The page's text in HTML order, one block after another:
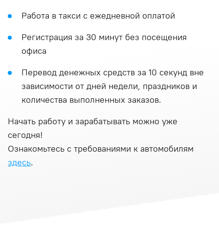
Работа в такси с ежедневной оплатой
Регистрация за 30 минут без посещения
офиса
Перевод денежных средств за 10 секунд вне
зависимости от дней недели, праздников и
количества выполненных заказов.
Начать работу и зарабатывать можно уже
сегодня!
Ознакомьтесь с требованиями к автомобилям
здесь.